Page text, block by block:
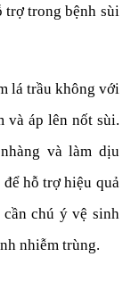
trợ trong bệnh sùi
lá trầu không với
và áp lên nốt sùi.
và làm dịu
hỗ trợ hiệu quả
chú ý vệ sinh
nhiễm trùng.